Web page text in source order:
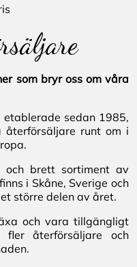
som bryr oss om våra
sedan 1985,
runt om i
och brett sortiment av
i Skåne, Sverige och
större delen av året.
och vara tillgängligt
återförsäljare och